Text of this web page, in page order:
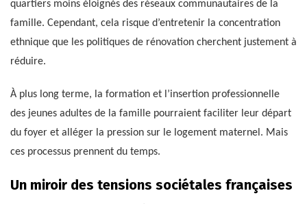
quartiers moins éloignés des réseaux communautaires de la
famille. Cependant, cela risque d’entretenir la concentration
ethnique que les politiques de rénovation cherchent justement à
réduire.
À plus long terme, la formation et l’insertion professionnelle
des jeunes adultes de la famille pourraient faciliter leur départ
du foyer et alléger la pression sur le logement maternel. Mais
ces processus prennent du temps.
Un miroir des tensions sociétales françaises